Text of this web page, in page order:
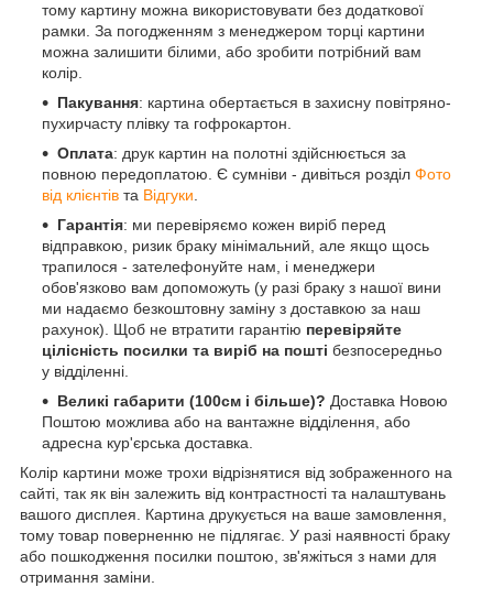
тому картину можна використовувати без додаткової
рамки. За погодженням з менеджером торці картини
можна залишити білими, або зробити потрібний вам
колір.
Пакування: картина обертається в захисну повітряно-
пухирчасту плівку та гофрокартон.
Оплата: друк картин на полотні здійснюється за
повною передоплатою. Є сумніви - дивіться розділ Фото
від клієнтів та Відгуки.
Гарантія: ми перевіряємо кожен виріб перед
відправкою, ризик браку мінімальний, але якщо щось
трапилося - зателефонуйте нам, і менеджери
обов'язково вам допоможуть (у разі браку з нашої вини
ми надаємо безкоштовну заміну з доставкою за наш
рахунок). Щоб не втратити гарантію перевіряйте
цілісність посилки та виріб на пошті безпосередньо
у відділенні.
Великі габарити (100см і більше)? Доставка Новою
Поштою можлива або на вантажне відділення, або
адресна кур'єрська доставка.
Колір картини може трохи відрізнятися від зображенного на
сайті, так як він залежить від контрастності та налаштувань
вашого дисплея. Картина друкується на ваше замовлення,
тому товар поверненню не підлягає. У разі наявності браку
або пошкодження посилки поштою, зв'яжіться з нами для
отримання заміни.